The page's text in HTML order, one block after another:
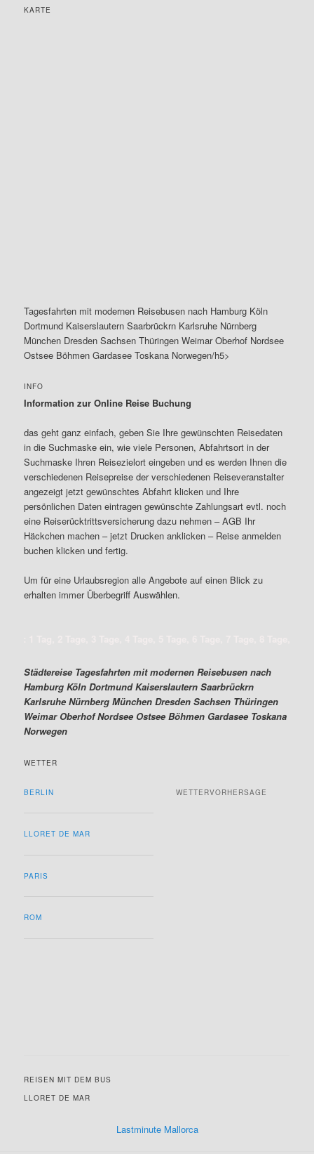
KARTE
Tagesfahrten mit modernen Reisebusen nach Hamburg Köln
Dortmund Kaiserslautern Saarbrückrn Karlsruhe Nürnberg
München Dresden Sachsen Thüringen Weimar Oberhof Nordsee
Ostsee Böhmen Gardasee Toskana Norwegen/h5>
INFO
Information zur Online Reise Buchung
das geht ganz einfach, geben Sie Ihre gewünschten Reisedaten
in die Suchmaske ein, wie viele Personen, Abfahrtsort in der
Suchmaske Ihren Reisezielort eingeben und es werden Ihnen die
verschiedenen Reisepreise der verschiedenen Reiseveranstalter
angezeigt jetzt gewünschtes Abfahrt klicken und Ihre
persönlichen Daten eintragen gewünschte Zahlungsart evtl. noch
eine Reiserücktrittsversicherung dazu nehmen – AGB Ihr
Häckchen machen – jetzt Drucken anklicken – Reise anmelden
buchen klicken und fertig.
Um für eine Urlaubsregion alle Angebote auf einen Blick zu
erhalten immer Überbegriff Auswählen.
Städtereise Tagesfahrten mit modernen Reisebusen nach
Hamburg Köln Dortmund Kaiserslautern Saarbrückrn
Karlsruhe Nürnberg München Dresden Sachsen Thüringen
Weimar Oberhof Nordsee Ostsee Böhmen Gardasee Toskana
Norwegen
WETTER
BERLIN
LLORET DE MAR
PARIS
ROM
WETTERVORHERSAGE
REISEN MIT DEM BUS
LLORET DE MAR
Lastminute Mallorca